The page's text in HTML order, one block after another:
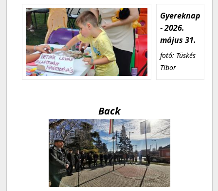
Gyereknap
- 2026.
május 31.
fotó: Tüskés
Tibor
Back